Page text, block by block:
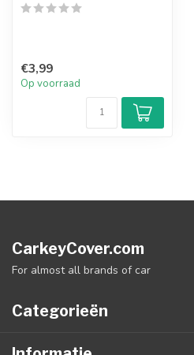
€3,99
Op voorraad
CarkeyCover.com
For almost all brands of car
Categorieën